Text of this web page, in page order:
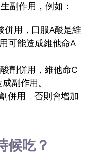
副作用，例如：
併用，口服A酸是維
可能造成維他命A
劑併用，維他命C
副作用。
併用，否則會增加
候吃？